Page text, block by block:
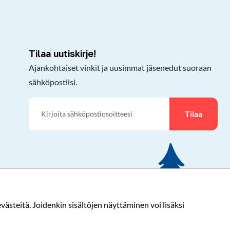
Joidenkin sisältöjen näyttäminen voi lisäksi
Tilaa uutiskirje!
Ajankohtaiset vinkit ja uusimmat jäsenedut suoraan
sähköpostiisi.
Tilaa